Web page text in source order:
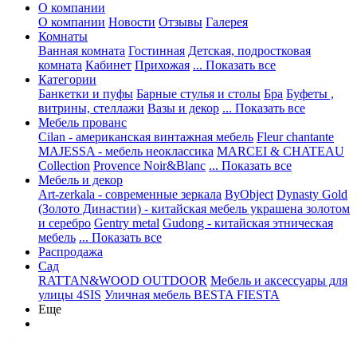
О компании
О компании Новости Отзывы Галерея
Комнаты
Ванная комната Гостинная Детская, подростковая
комната Кабинет Прихожая ... Показать все
Категории
Банкетки и пуфы Барные стулья и столы Бра Буфеты ,
витрины, стеллажи Вазы и декор ... Показать все
Мебель прованс
Cilan - американская винтажная мебель Fleur chantante
MAJESSA - мебель неоклассика MARCEI & CHATEAU
Collection Provence Noir&Blanc ... Показать все
Мебель и декор
Art-zerkala - современные зеркала ByObject Dynasty Gold
(Золото Династии) - китайская мебель украшена золотом
и серебро Gentry metal Gudong - китайская этническая
мебель ... Показать все
Распродажа
Сад
RATTAN&WOOD OUTDOOR Мебель и аксессуары для
улицы 4SIS Уличная мебель BESTA FIESTA
Еще